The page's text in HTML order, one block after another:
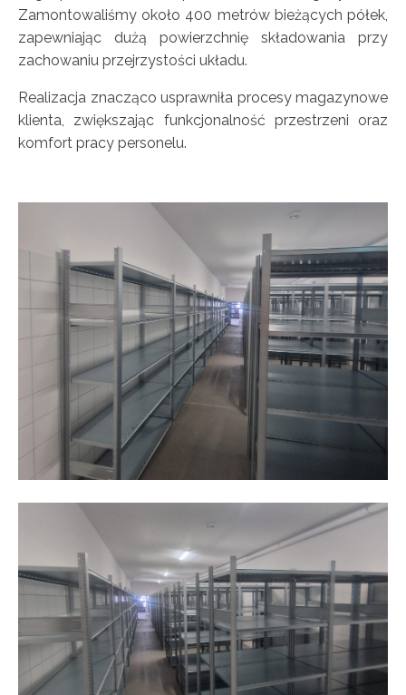
Zamontowaliśmy około 400 metrów bieżących półek,
zapewniając dużą powierzchnię składowania przy
zachowaniu przejrzystości układu.
Realizacja znacząco usprawniła procesy magazynowe
klienta, zwiększając funkcjonalność przestrzeni oraz
komfort pracy personelu.